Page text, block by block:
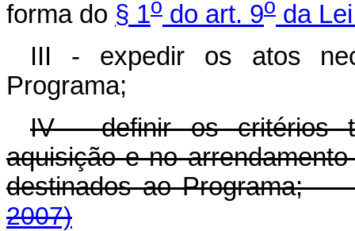
forma do § 1o do art. 9o da
III - expedir os atos
Programa;
IV - definir os critérios
aquisição e no
destinados ao
2007)